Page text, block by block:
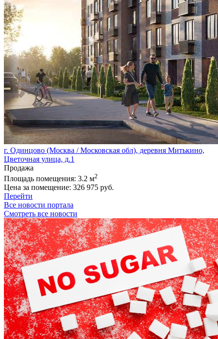
г. Одинцово (Москва / Московская обл), деревня Митькино,
Цветочная улица, д.1
Продажа
Площадь помещения: 3.2 м2
Цена за помещение: 326 975 руб.
Перейти
Все новости портала
Смотреть все новости